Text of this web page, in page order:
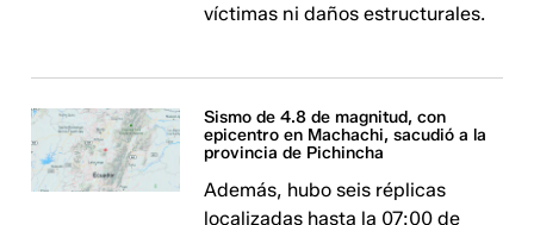
víctimas ni daños estructurales.
Sismo de 4.8 de magnitud, con
epicentro en Machachi, sacudió a la
provincia de Pichincha
Además, hubo seis réplicas
localizadas hasta la 07:00 de